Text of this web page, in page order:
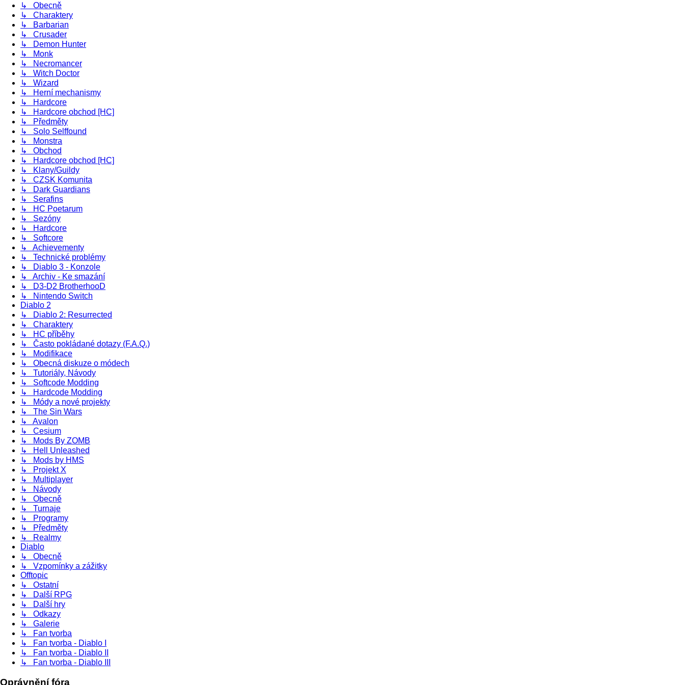
↳ Obecně
↳ Charaktery
↳ Barbarian
↳ Crusader
↳ Demon Hunter
↳ Monk
↳ Necromancer
↳ Witch Doctor
↳ Wizard
↳ Herní mechanismy
↳ Hardcore
↳ Hardcore obchod [HC]
↳ Předměty
↳ Solo Selffound
↳ Monstra
↳ Obchod
↳ Hardcore obchod [HC]
↳ Klany/Guildy
↳ CZSK Komunita
↳ Dark Guardians
↳ Serafins
↳ HC Poetarum
↳ Sezóny
↳ Hardcore
↳ Softcore
↳ Achievementy
↳ Technické problémy
↳ Diablo 3 - Konzole
↳ Archiv - Ke smazání
↳ D3-D2 BrotherhooD
↳ Nintendo Switch
Diablo 2
↳ Diablo 2: Resurrected
↳ Charaktery
↳ HC příběhy
↳ Často pokládané dotazy (F.A.Q.)
↳ Modifikace
↳ Obecná diskuze o módech
↳ Tutoriály, Návody
↳ Softcode Modding
↳ Hardcode Modding
↳ Módy a nové projekty
↳ The Sin Wars
↳ Avalon
↳ Cesium
↳ Mods By ZOMB
↳ Hell Unleashed
↳ Mods by HMS
↳ Projekt X
↳ Multiplayer
↳ Návody
↳ Obecně
↳ Turnaje
↳ Programy
↳ Předměty
↳ Realmy
Diablo
↳ Obecně
↳ Vzpomínky a zážitky
Offtopic
↳ Ostatní
↳ Další RPG
↳ Další hry
↳ Odkazy
↳ Galerie
↳ Fan tvorba
↳ Fan tvorba - Diablo I
↳ Fan tvorba - Diablo II
↳ Fan tvorba - Diablo III
Oprávnění fóra